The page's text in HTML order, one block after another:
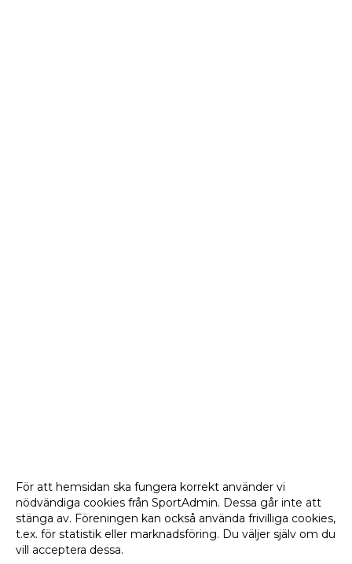
För att hemsidan ska fungera korrekt använder vi
nödvändiga cookies från SportAdmin. Dessa går inte att
stänga av. Föreningen kan också använda frivilliga cookies,
t.ex. för statistik eller marknadsföring. Du väljer själv om du
vill acceptera dessa.